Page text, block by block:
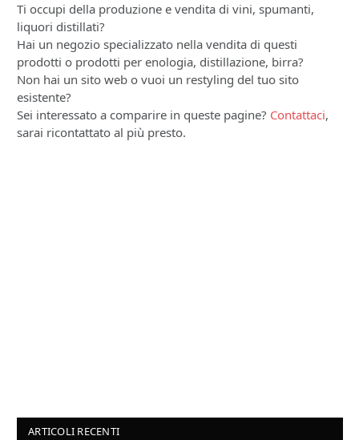
Ti occupi della produzione e vendita di vini, spumanti,
liquori distillati?
Hai un negozio specializzato nella vendita di questi
prodotti o prodotti per enologia, distillazione, birra?
Non hai un sito web o vuoi un restyling del tuo sito
esistente?
Sei interessato a comparire in queste pagine? Contattaci,
sarai ricontattato al più presto.
ARTICOLI RECENTI